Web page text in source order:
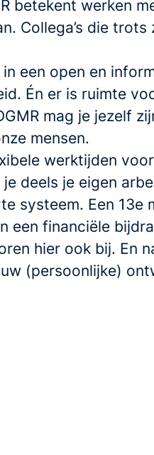
betekent werken
Collega’s die
een open en
Én er is ruimte
mag je jezelf
mensen.
werktijden
je deels je eigen
systeem. Een 13e
een financiële
hier ook bij. En
(persoonlijke)